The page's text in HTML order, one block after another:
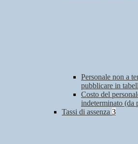
Personale non a
pubblicare in
Costo del
indeterminato (da
Tassi di assenza 3